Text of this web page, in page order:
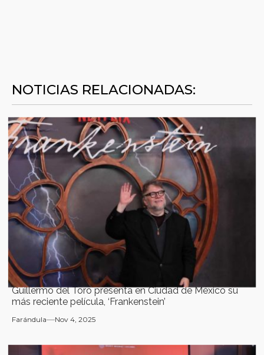
NOTICIAS RELACIONADAS:
Guillermo del Toro presenta en Ciudad de México su
más reciente película, ‘Frankenstein’
Farándula Nov 4, 2025